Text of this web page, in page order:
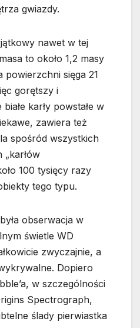
gwiazdy.
nawet w tej
to około 1,2 masy
powierzchni sięga 21
gorętszy i
karły powstałe w
zawiera też
spośród wszystkich
100 tysięcy razy
tego typu.
obserwacja w
świetle WD
zwyczajnie, a
Dopiero
w szczególności
Spectrograph,
ślady pierwiastka